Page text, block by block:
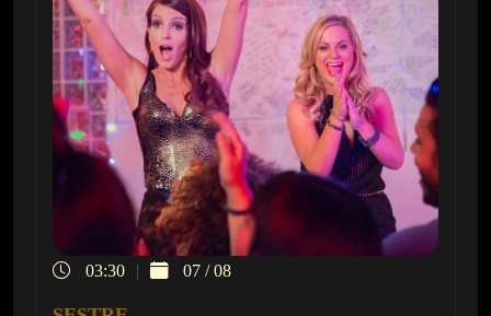
03:30 07 / 08